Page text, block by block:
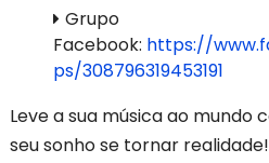
Grupo
Facebook: https://
ps/308796319453191
Leve a sua música ao mundo
seu sonho se tornar realidade!